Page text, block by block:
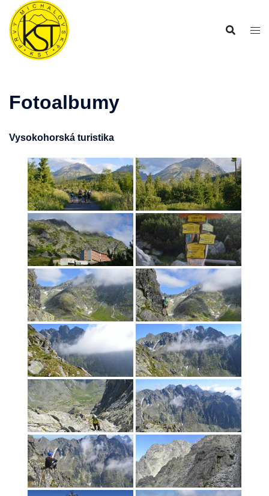
Preskočiť
obsah
Fotoalbumy
Vysokohorská turistika